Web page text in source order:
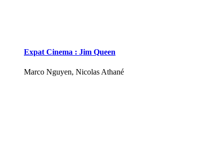
Expat Cinema : Jim Queen
Marco Nguyen, Nicolas Athané